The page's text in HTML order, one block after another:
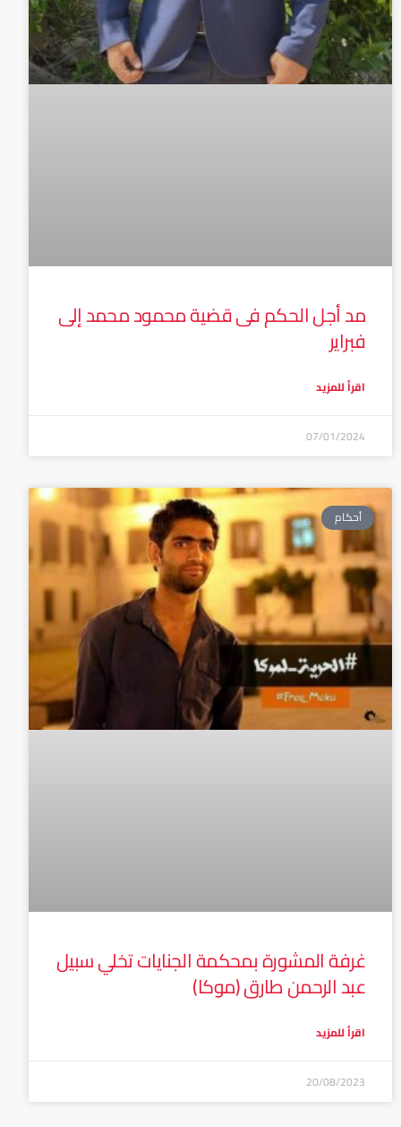
مد أجل الحكم فى قضية محمود محمد إلى
فبراير
اقرأ للمزيد
07/01/2024
أحكام
غرفة المشورة بمحكمة الجنايات تخلي سبيل
عبد الرحمن طارق (موكا)
اقرأ للمزيد
20/08/2023